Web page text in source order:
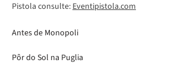
Pistola consulte:Eventipistola.com
Antes de Monopoli
Pôr do Sol na Puglia